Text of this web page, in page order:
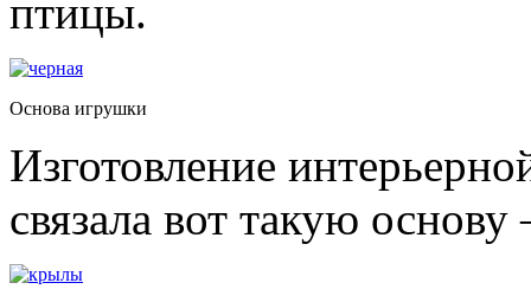
птицы.
Основа игрушки
Изготовление
связала вот такую